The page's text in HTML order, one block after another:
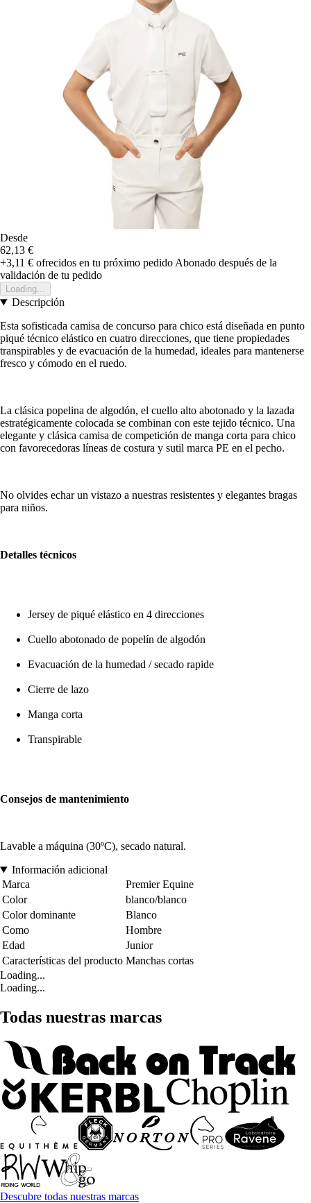
Desde
62,13 €
+3,11 € ofrecidos en tu próximo pedido Abonado después de la
validación de tu pedido
Loading...
Descripción
Esta sofisticada camisa de concurso para chico está diseñada en punto
piqué técnico elástico en cuatro direcciones, que tiene propiedades
transpirables y de evacuación de la humedad, ideales para mantenerse
fresco y cómodo en el ruedo.
La clásica popelina de algodón, el cuello alto abotonado y la lazada
estratégicamente colocada se combinan con este tejido técnico. Una
elegante y clásica camisa de competición de manga corta para chico
con favorecedoras líneas de costura y sutil marca PE en el pecho.
No olvides echar un vistazo a nuestras resistentes y elegantes bragas
para niños.
Detalles técnicos
Jersey de piqué elástico en 4 direcciones
Cuello abotonado de popelín de algodón
Evacuación de la humedad / secado rapide
Cierre de lazo
Manga corta
Transpirable
Consejos de mantenimiento
Lavable a máquina (30ºC), secado natural.
Información adicional
Marca
Premier Equine
Color
blanco/blanco
Color dominante
Blanco
Como
Hombre
Edad
Junior
Características del producto Manchas cortas
Loading...
Loading...
Todas nuestras marcas
Descubre todas nuestras marcas